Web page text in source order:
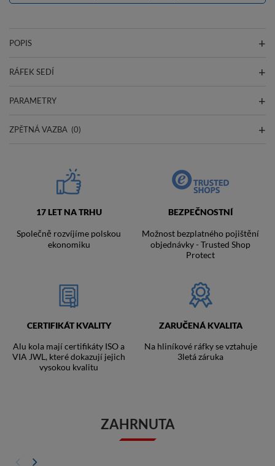
POPIS
RÁFEK SEDÍ
PARAMETRY
ZPĚTNÁ VAZBA (0)
17 LET NA TRHU
Společně rozvíjíme polskou
ekonomiku
BEZPEČNOSTNÍ
Možnost bezplatného pojištění
objednávky - Trusted Shop
Protect
CERTIFIKÁT KVALITY
Alu kola mají certifikáty ISO a
VIA JWL, které dokazují jejich
vysokou kvalitu
ZARUČENÁ KVALITA
Na hliníkové ráfky se vztahuje
3letá záruka
ZAHRNUTA